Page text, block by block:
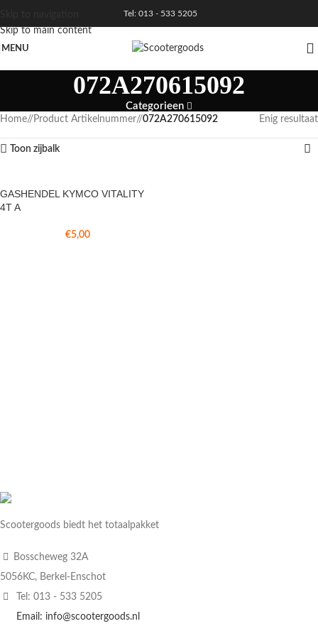
Skip to main content
Tel: 013 - 533 5205
MENU
072A270615092
Categorieen
Home/ Product Artikelnummer/ 072A270615092 Enig resultaat
Toon zijbalk
GASHENDEL KYMCO VITALITY
4T A
€5,00
Scootergoods biedt het totaalpakket
Bosscheweg 32A
5056KC, Berkel-Enschot
Tel: 013 - 533 5205
Email: info@scootergoods.nl